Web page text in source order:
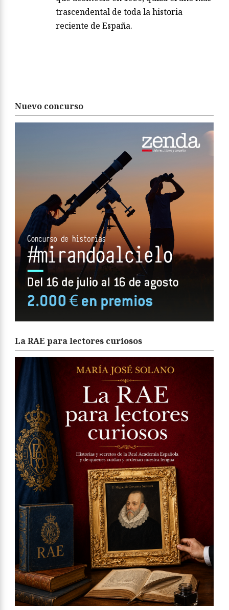
trascendental de toda la historia
reciente de España.
Nuevo concurso
La RAE para lectores curiosos